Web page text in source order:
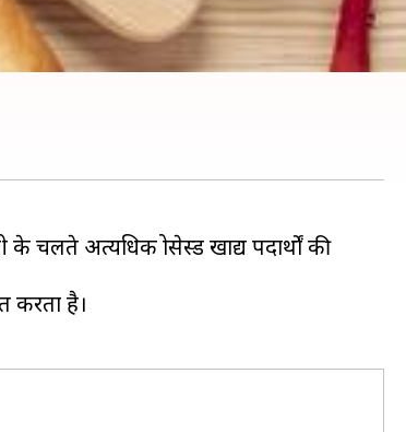
अत्यधिक प्रोसेस्ड खाद्य पदार्थों की
करता है।